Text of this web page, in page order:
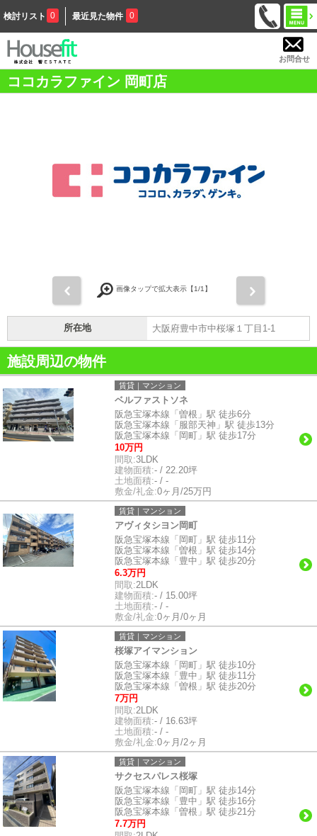
検討リスト 0 最近見た物件 0
お問合せ
ココカラファイン 岡町店
画像タップで拡大表示【1/1】
所在地 大阪府豊中市中桜塚１丁目1-1
施設周辺の物件
賃貸｜マンション
ベルファストソネ
阪急宝塚本線「曽根」駅 徒歩6分
阪急宝塚本線「服部天神」駅 徒歩13分
阪急宝塚本線「岡町」駅 徒歩17分
10万円
間取:3LDK
建物面積:- / 22.20坪
土地面積:- / -
敷金/礼金:0ヶ月/25万円
賃貸｜マンション
アヴィタシヨン岡町
阪急宝塚本線「岡町」駅 徒歩11分
阪急宝塚本線「曽根」駅 徒歩14分
阪急宝塚本線「豊中」駅 徒歩20分
6.3万円
間取:2LDK
建物面積:- / 15.00坪
土地面積:- / -
敷金/礼金:0ヶ月/0ヶ月
賃貸｜マンション
桜塚アイマンション
阪急宝塚本線「岡町」駅 徒歩10分
阪急宝塚本線「豊中」駅 徒歩11分
阪急宝塚本線「曽根」駅 徒歩20分
7万円
間取:2LDK
建物面積:- / 16.63坪
土地面積:- / -
敷金/礼金:0ヶ月/2ヶ月
賃貸｜マンション
サクセスパレス桜塚
阪急宝塚本線「岡町」駅 徒歩14分
阪急宝塚本線「豊中」駅 徒歩16分
阪急宝塚本線「曽根」駅 徒歩21分
7.7万円